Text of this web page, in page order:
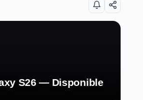
S26 — Disponible